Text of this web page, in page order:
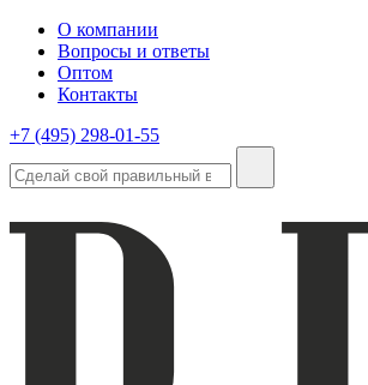
О компании
Вопросы и ответы
Оптом
Контакты
+7 (495) 298-01-55